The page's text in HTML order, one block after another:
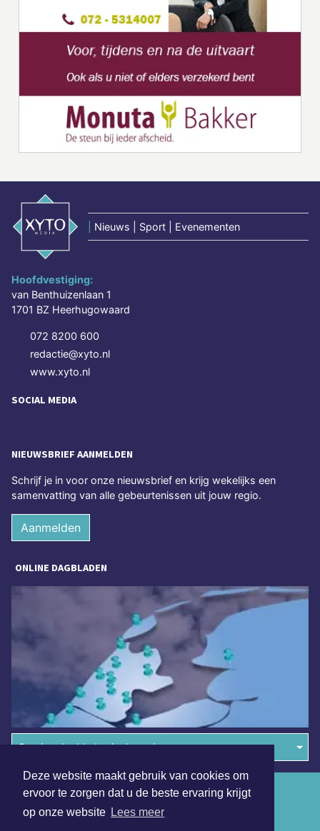
Deze website maakt gebruik van cookies om
ervoor te zorgen dat u de beste ervaring krijgt
op onze website Lees meer
Nieuws | Sport | Evenementen
Hoofdvestiging:
van Benthuizenlaan 1
1701 BZ Heerhugowaard
072 8200 600
redactie@xyto.nl
www.xyto.nl
SOCIAL MEDIA
NIEUWSBRIEF AANMELDEN
Schrijf je in voor onze nieuwsbrief en krijg wekelijks een
samenvatting van alle gebeurtenissen uit jouw regio.
Aanmelden
ONLINE DAGBLADEN
Overige dagbladen in de regio
Algemene voorwaarden
Disclaimer